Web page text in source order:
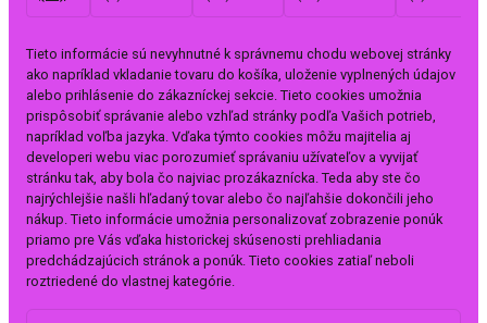
Tieto informácie sú nevyhnutné k správnemu chodu webovej stránky
ako napríklad vkladanie tovaru do košíka, uloženie vyplnených údajov
alebo prihlásenie do zákazníckej sekcie. Tieto cookies umožnia
prispôsobiť správanie alebo vzhľad stránky podľa Vašich potrieb,
napríklad voľba jazyka. Vďaka týmto cookies môžu majitelia aj
developeri webu viac porozumieť správaniu užívateľov a vyvijať
stránku tak, aby bola čo najviac prozákaznícka. Teda aby ste čo
najrýchlejšie našli hľadaný tovar alebo čo najľahšie dokončili jeho
nákup. Tieto informácie umožnia personalizovať zobrazenie ponúk
priamo pre Vás vďaka historickej skúsenosti prehliadania
predchádzajúcich stránok a ponúk. Tieto cookies zatiaľ neboli
roztriedené do vlastnej kategórie.